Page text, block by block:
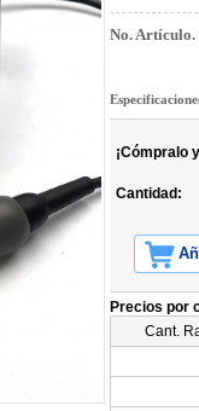
No. Artículo.
¡Cómpralo
Cantidad:
Precios por
Cant.